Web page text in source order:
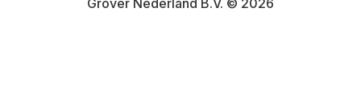
Grover Nederland B.V. © 2026